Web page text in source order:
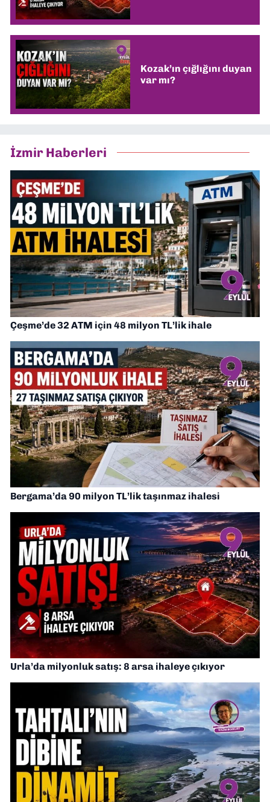
Kozak’ın çığlığını duyan
var mı?
İzmir Haberleri
Çeşme’de 32 ATM için 48 milyon TL’lik ihale
Bergama’da 90 milyon TL’lik taşınmaz ihalesi
Urla’da milyonluk satış: 8 arsa ihaleye çıkıyor